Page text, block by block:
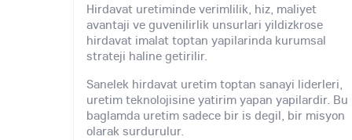
Hirdavat uretiminde verimlilik, hiz, maliyet
avantaji ve guvenilirlik unsurlari yildizkrose
hirdavat imalat toptan yapilarinda kurumsal
strateji haline getirilir.
Sanelek hirdavat uretim toptan sanayi liderleri,
uretim teknolojisine yatirim yapan yapilardir. Bu
baglamda uretim sadece bir is degil, bir misyon
olarak surdurulur.